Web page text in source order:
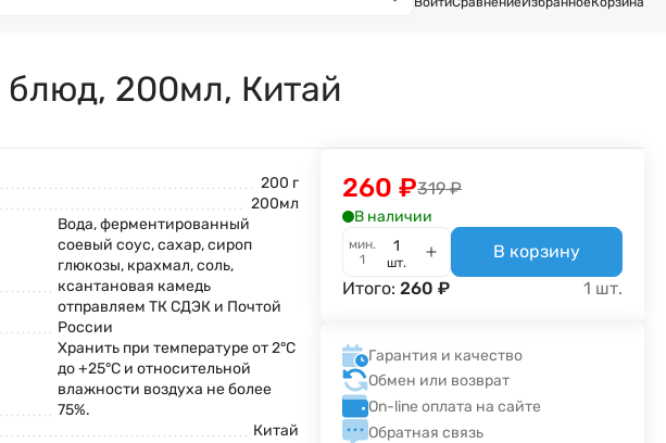
блюд, 200мл, Китай
200 г
200мл
Вода, ферментированный
соевый соус, сахар, сироп
глюкозы, крахмал, соль,
ксантановая камедь
отправляем ТК СДЭК и Почтой
России
Хранить при температуре от 2°С
до +25°С и относительной
влажности воздуха не более
75%.
Китай
319 ₽
260 ₽
В наличии
мин.
1
шт.
В корзину
Итого:260 ₽ 1 шт.
Гарантия и качество
Обмен или возврат
On-line оплата на сайте
Обратная связь